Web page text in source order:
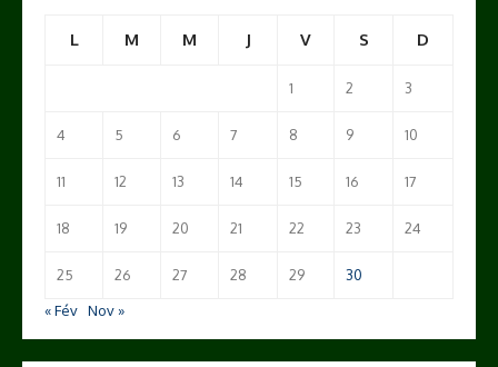
L M M J V S D
1 2 3
4 5 6 7 8 9 10
11 12 13 14 15 16 17
18 19 20 21 22 23 24
25 26 27 28 29
30
« Fév Nov »